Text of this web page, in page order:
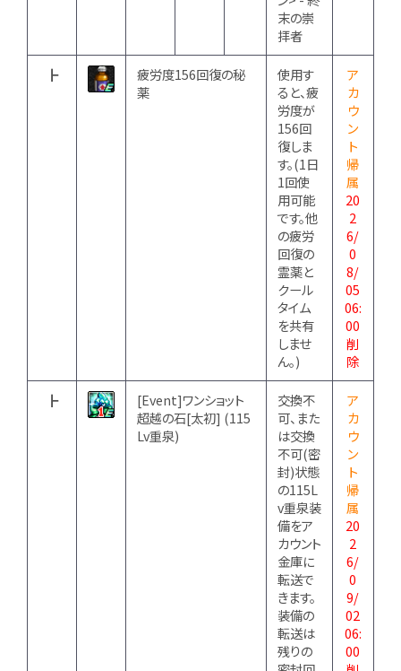
末の崇
拝者
┣
疲労度156回復の秘
薬
使用す
ると、疲
労度が
156回
復しま
す。(1日
1回使
用可能
です。他
の疲労
回復の
霊薬と
クール
タイム
を共有
しませ
ん。)
ア
カ
ウ
ン
ト
帰
属
20
2
6/
0
8/
05
06:
00
削
除
┣
[Event]ワンショット
超越の石[太初] (115
Lv重泉)
交換不
可、また
は交換
不可(密
封)状態
の115L
v重泉装
備をア
カウント
金庫に
転送で
きます。
装備の
転送は
残りの
ア
カ
ウ
ン
ト
帰
属
20
2
6/
0
9/
02
06:
00